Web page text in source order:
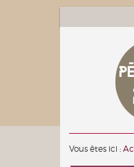
Vous êtes ici :